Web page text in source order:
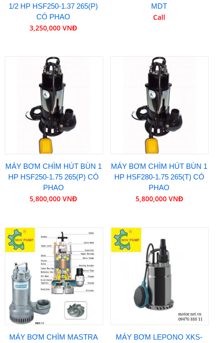
1/2 HP HSF250-1.37 265(P)
CÓ PHAO
3,250,000 VNĐ
MDT
Call
MÁY BƠM CHÌM HÚT BÙN 1
HP HSF250-1.75 265(P) CÓ
PHAO
5,800,000 VNĐ
MÁY BƠM CHÌM HÚT BÙN 1
HP HSF280-1.75 265(T) CÓ
PHAO
5,800,000 VNĐ
MÁY BƠM CHÌM MASTRA
MÁY BƠM LEPONO XKS-